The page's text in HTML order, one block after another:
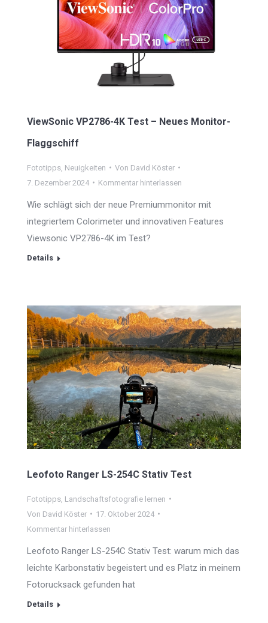
ViewSonic VP2786-4K Test – Neues Monitor-
Flaggschiff
Fototipps Neuigkeiten Von David Köster
7. Dezember 2024
Kommentar hinterlassen
Wie schlägt sich der neue Premiummonitor mit
integriertem Colorimeter und innovativen Features
Viewsonic VP2786-4K im Test?
Details
Leofoto Ranger LS-254C Stativ Test
Fototipps Landschaftsfotografie lernen
Von David Köster
17. Oktober 2024
Kommentar hinterlassen
Leofoto Ranger LS-254C Stativ Test: warum mich das
leichte Karbonstativ begeistert und es Platz in meinem
Fotorucksack gefunden hat
Details